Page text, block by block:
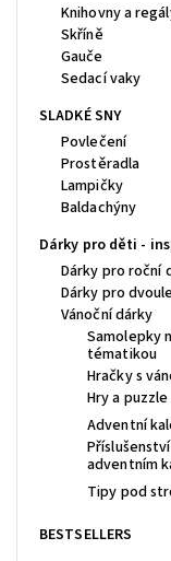
Knihovny a
Skříně
Gauče
Sedací vaky
SLADKÉ SNY
Povlečení
Prostěradla
Lampičky
Baldachýny
Dárky pro děti -
Dárky pro roční
Dárky pro
Vánoční dárky
Samolepky
tématikou
Hračky s
Hry a puzzle
Adventní
adventním
Tipy pod
BESTSELLERS